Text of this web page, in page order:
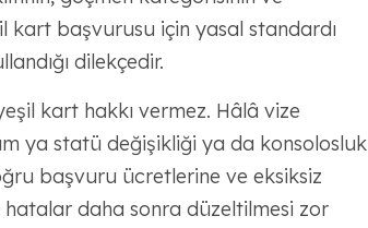
kart başvurusu için yasal standardı
dilekçedir.
kart hakkı vermez. Hâlâ vize
ya statü değişikliği ya da konsolosluk
başvuru ücretlerine ve eksiksiz
daha sonra düzeltilmesi zor